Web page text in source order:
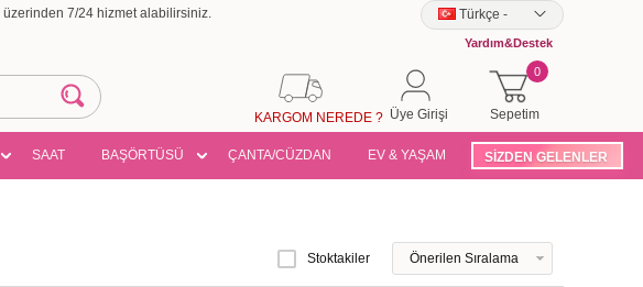
üzerinden 7/24 hizmet alabilirsiniz. Türkçe -
Yardım&Destek
Sepetim
0
Üye Girişi
KARGOM NEREDE ?
SAAT BAŞÖRTÜSÜ ÇANTA/CÜZDAN EV & YAŞAM SİZDEN GELENLER
Stoktakiler